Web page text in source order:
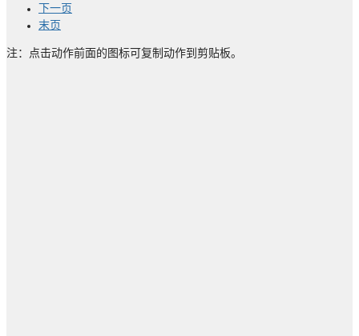
下一页
末页
注：点击动作前面的图标可复制动作到剪贴板。